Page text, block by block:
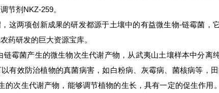
节剂NKZ-259。
这两项创新成果的研发都源于土壤中的有益微生物-链霉菌，
药研发的巨大资源宝库。
链霉菌产生的微生物次生代谢产物，从武夷山土壤样本中分离
有效防治植物的真菌病害，如白粉病、灰霉病、菌核病等，
的次生代谢产物，能够调节植物的生长，具有一定的促生作